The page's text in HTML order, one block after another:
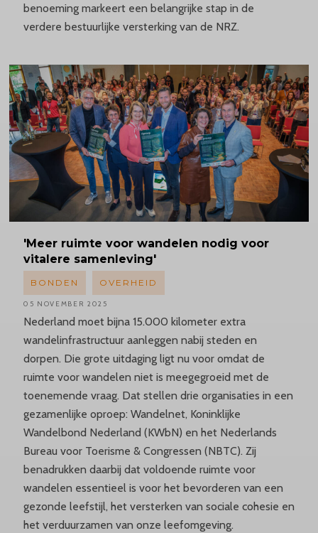
benoeming markeert een belangrijke stap in de
verdere bestuurlijke versterking van de NRZ.
'Meer ruimte voor wandelen nodig voor
vitalere samenleving'
Nederland moet bijna 15.000 kilometer extra
wandelinfrastructuur aanleggen nabij steden en
dorpen. Die grote uitdaging ligt nu voor omdat de
ruimte voor wandelen niet is meegegroeid met de
toenemende vraag. Dat stellen drie organisaties in een
gezamenlijke oproep: Wandelnet, Koninklijke
Wandelbond Nederland (KWbN) en het Nederlands
Bureau voor Toerisme & Congressen (NBTC). Zij
benadrukken daarbij dat voldoende ruimte voor
wandelen essentieel is voor het bevorderen van een
gezonde leefstijl, het versterken van sociale cohesie en
het verduurzamen van onze leefomgeving.
BONDEN OVERHEID
05 NOVEMBER 2025